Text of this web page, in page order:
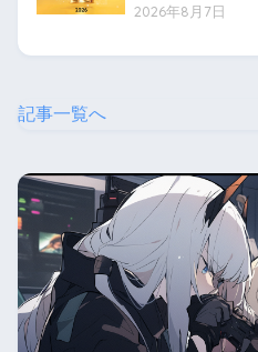
2026年8月7日
記事一覧へ